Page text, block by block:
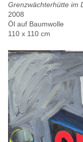
Grenzwächterhütte im
2008
Öl auf Baumwolle
110 x 110 cm